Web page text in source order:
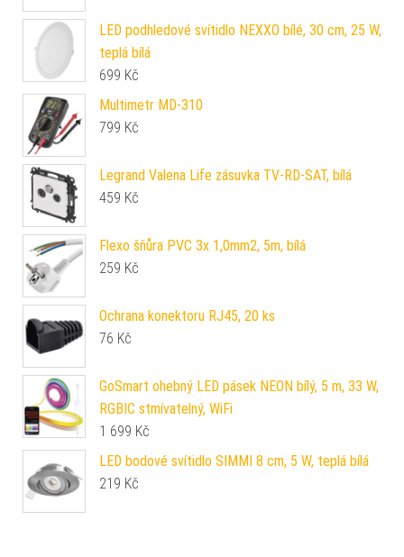
LED podhledové svítidlo NEXXO bílé, 30 cm, 25 W,
teplá bílá
699 Kč
Multimetr MD-310
799 Kč
Legrand Valena Life zásuvka TV-RD-SAT, bílá
459 Kč
Flexo šňůra PVC 3x 1,0mm2, 5m, bílá
259 Kč
Ochrana konektoru RJ45, 20 ks
76 Kč
GoSmart ohebný LED pásek NEON bílý, 5 m, 33 W,
RGBIC stmívatelný, WiFi
1 699 Kč
LED bodové svítidlo SIMMI 8 cm, 5 W, teplá bílá
219 Kč